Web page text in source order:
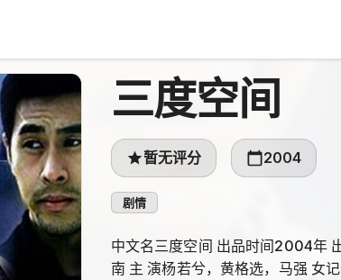
三度空间
暂无评分 2004
剧情
中文名三度空间 出品时间2004年
南 主 演杨若兮，黄格选，马强 女